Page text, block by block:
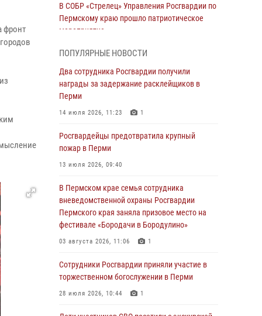
фронт
В СОБР «Стрелец» Управления Росгвардии по
Пермскому краю прошло патриотическое
мероприятие
В Пермском крае семья сотрудника
вневедомственной охраны Росгвардии
Пермского края заняла призовое место на
фестивале «Бородачи в Бородулино»
В Пермском крае росгвардейцы провели
Росгвардеец спас тонущую женщину в
Пермском крае
30 июля 2026, 05:19
торжественном богослужении в Перми
28 июля 2026, 10:44 1
ПОПУЛЯРНЫЕ НОВОСТИ
Два сотрудника Росгвардии получили
награды за задержание расклейщиков в
Перми
14 июля 2026, 11:23 1
Росгвардейцы предотвратила крупный
пожар в Перми
13 июля 2026, 09:40
В Пермском крае семья сотрудника
вневедомственной охраны Росгвардии
Пермского края заняла призовое место на
фестивале «Бородачи в Бородулино»
03 августа 2026, 11:06 1
Сотрудники Росгвардии приняли участие в
торжественном богослужении в Перми
28 июля 2026, 10:44 1